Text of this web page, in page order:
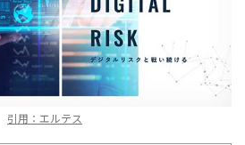
引用：エルテス